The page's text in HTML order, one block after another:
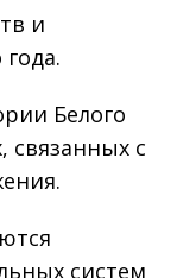
и
Белого
связанных с
систем